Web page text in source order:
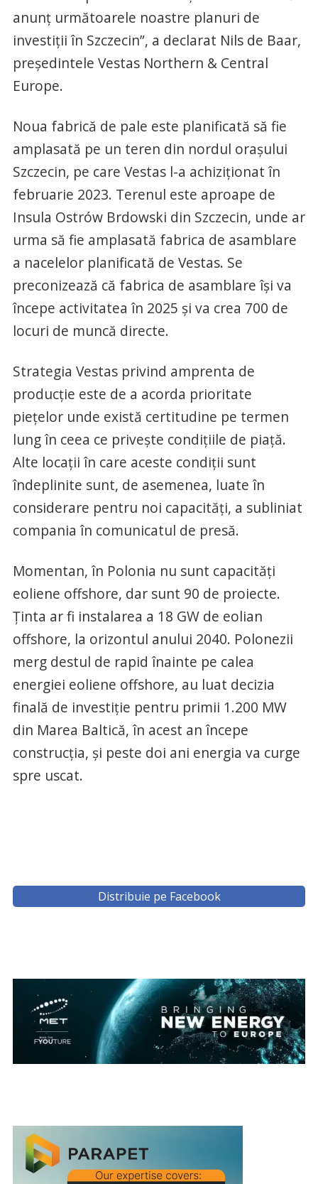
anunț următoarele noastre planuri de
investiții în Szczecin”, a declarat Nils de Baar,
președintele Vestas Northern & Central
Europe.
Noua fabrică de pale este planificată să fie
amplasată pe un teren din nordul orașului
Szczecin, pe care Vestas l-a achiziționat în
februarie 2023. Terenul este aproape de
Insula Ostrów Brdowski din Szczecin, unde ar
urma să fie amplasată fabrica de asamblare
a nacelelor planificată de Vestas. Se
preconizează că fabrica de asamblare își va
începe activitatea în 2025 și va crea 700 de
locuri de muncă directe.
Strategia Vestas privind amprenta de
producție este de a acorda prioritate
piețelor unde există certitudine pe termen
lung în ceea ce privește condițiile de piață.
Alte locații în care aceste condiții sunt
îndeplinite sunt, de asemenea, luate în
considerare pentru noi capacități, a subliniat
compania în comunicatul de presă.
Momentan, în Polonia nu sunt capacități
eoliene offshore, dar sunt 90 de proiecte.
Ținta ar fi instalarea a 18 GW de eolian
offshore, la orizontul anului 2040. Polonezii
merg destul de rapid înainte pe calea
energiei eoliene offshore, au luat decizia
finală de investiție pentru primii 1.200 MW
din Marea Baltică, în acest an începe
construcția, și peste doi ani energia va curge
spre uscat.
Distribuie pe Facebook